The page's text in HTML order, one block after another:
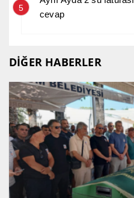
5
cevap
DİĞER HABERLER